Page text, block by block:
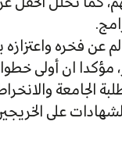
عن فخره
مؤكدا ان أولى
الجامعة
على